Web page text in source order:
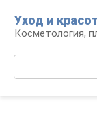
контенту
Уход и
Косметология,